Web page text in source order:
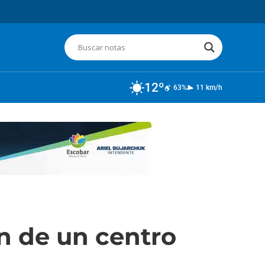
12º 63% 11 km/h
de un centro